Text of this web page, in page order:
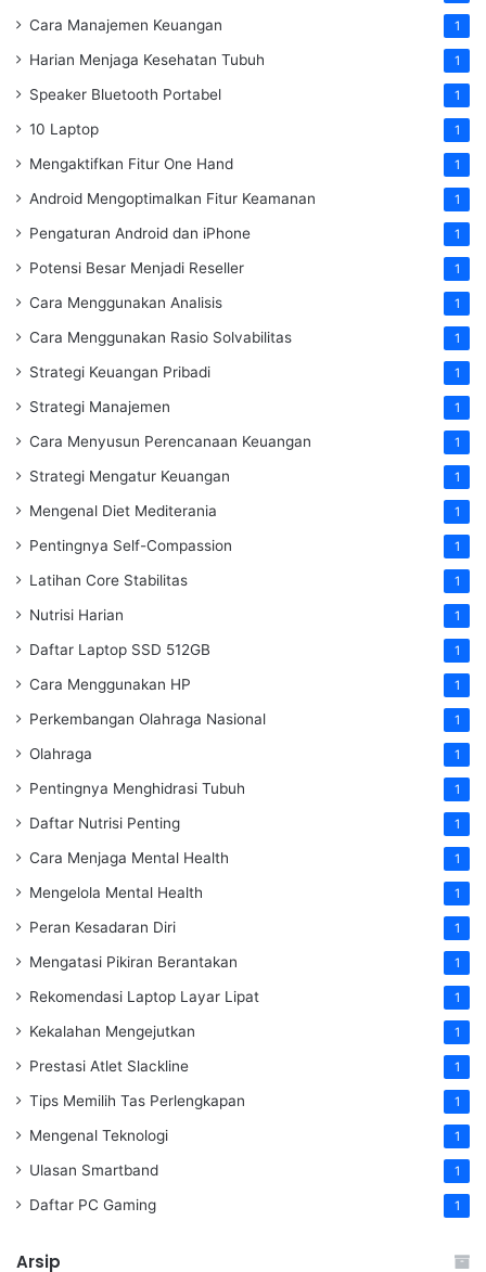
Cara Manajemen Keuangan 1
Harian Menjaga Kesehatan Tubuh 1
Speaker Bluetooth Portabel 1
10 Laptop 1
Mengaktifkan Fitur One Hand 1
Android Mengoptimalkan Fitur Keamanan 1
Pengaturan Android dan iPhone 1
Potensi Besar Menjadi Reseller 1
Cara Menggunakan Analisis 1
Cara Menggunakan Rasio Solvabilitas 1
Strategi Keuangan Pribadi 1
Strategi Manajemen 1
Cara Menyusun Perencanaan Keuangan 1
Strategi Mengatur Keuangan 1
Mengenal Diet Mediterania 1
Pentingnya Self-Compassion 1
Latihan Core Stabilitas 1
Nutrisi Harian 1
Daftar Laptop SSD 512GB 1
Cara Menggunakan HP 1
Perkembangan Olahraga Nasional 1
Olahraga 1
Pentingnya Menghidrasi Tubuh 1
Daftar Nutrisi Penting 1
Cara Menjaga Mental Health 1
Mengelola Mental Health 1
Peran Kesadaran Diri 1
Mengatasi Pikiran Berantakan 1
Rekomendasi Laptop Layar Lipat 1
Kekalahan Mengejutkan 1
Prestasi Atlet Slackline 1
Tips Memilih Tas Perlengkapan 1
Mengenal Teknologi 1
Ulasan Smartband 1
Daftar PC Gaming 1
Arsip